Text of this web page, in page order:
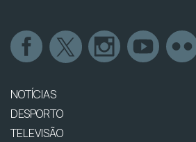
NOTÍCIAS
DESPORTO
TELEVISÃO